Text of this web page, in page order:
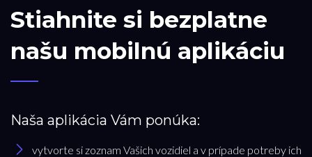
Stiahnite si bezplatne
našu mobilnú aplikáciu
Naša aplikácia Vám ponúka:
vytvorte si zoznam Vašich vozidiel a v prípade potreby ich